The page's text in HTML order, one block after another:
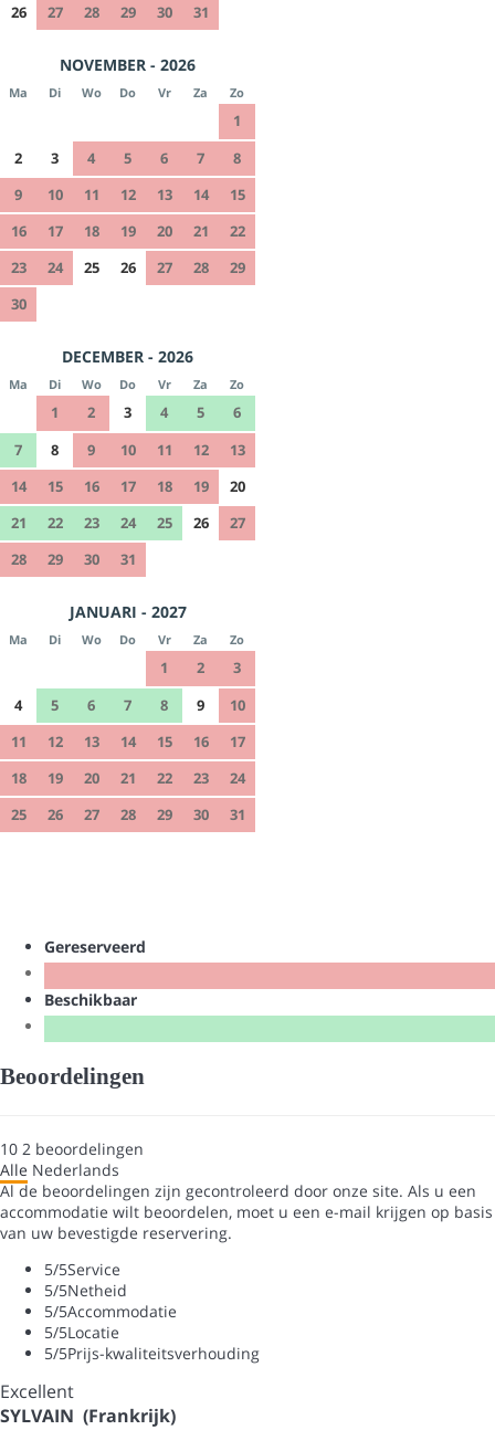
26
27 28 29 30 31
NOVEMBER - 2026
Ma Di Wo Do Vr Za Zo
1
2
3 4 5 6 7
8
9
10 11 12 13 14
15
16
17 18 19 20 21
22
23
24 25 26 27 28
29
30
DECEMBER - 2026
Ma Di Wo Do Vr Za Zo
1 2 3 4 5
6
7
8 9 10 11 12
13
14
15 16 17 18 19
20
21
22 23 24 25 26
27
28
29 30 31
JANUARI - 2027
Ma Di Wo Do Vr Za Zo
1 2
3
4
5 6 7 8 9
10
11
12 13 14 15 16
17
18
19 20 21 22 23
24
25
26 27 28 29 30 31
Gereserveerd
Beschikbaar
Beoordelingen
10 2 beoordelingen
Alle Nederlands
Al de beoordelingen zijn gecontroleerd door onze site. Als u een
accommodatie wilt beoordelen, moet u een e-mail krijgen op basis
van uw bevestigde reservering.
5/5Service
5/5Netheid
5/5Accommodatie
5/5Locatie
5/5Prijs-kwaliteitsverhouding
Excellent
SYLVAIN (Frankrijk)